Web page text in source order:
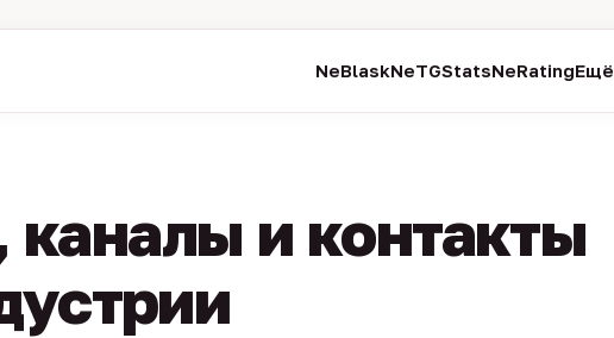
NeBlaskNeTGStatsNeRatingЕщё
каналы и контакты